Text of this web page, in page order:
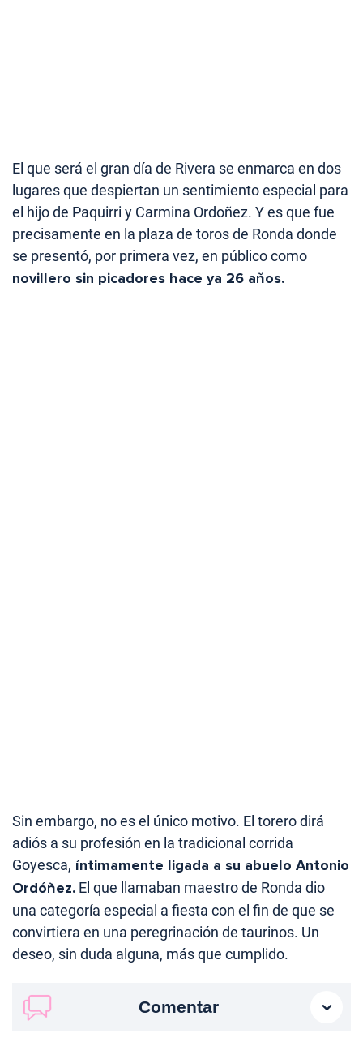
El que será el gran día de Rivera se enmarca en dos
lugares que despiertan un sentimiento especial para
el hijo de Paquirri y Carmina Ordoñez. Y es que fue
precisamente en la plaza de toros de Ronda donde
se presentó, por primera vez, en público como
novillero sin picadores hace ya 26 años.
Sin embargo, no es el único motivo. El torero dirá
adiós a su profesión en la tradicional corrida
Goyesca, íntimamente ligada a su abuelo Antonio
Ordóñez. El que llamaban maestro de Ronda dio
una categoría especial a fiesta con el fin de que se
convirtiera en una peregrinación de taurinos. Un
deseo, sin duda alguna, más que cumplido.
Comentar